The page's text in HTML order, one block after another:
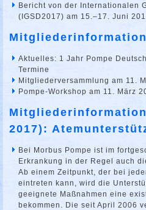
Bericht von der Internationalen
(IGSD2017) am 15.–17. Juni
Aktuelles: 1 Jahr Pompe
Termine
Mitgliederversammlung am 11.
Pompe-Workshop am 11. März
2017):
Bei Morbus Pompe ist im
Erkrankung in der Regel auch
Ab einem Zeitpunkt, der bei
eintreten kann, wird die
geeignete Maßnahmen eine
bekommen. Die seit April 2006